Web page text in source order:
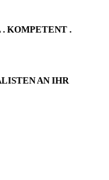
KOMPETENT .
AN IHR